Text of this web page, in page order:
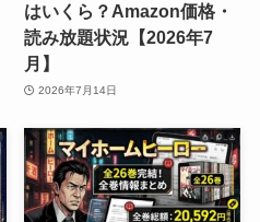
はいくら？Amazon価格・
読み放題状況【2026年7
月】
2026年7月14日